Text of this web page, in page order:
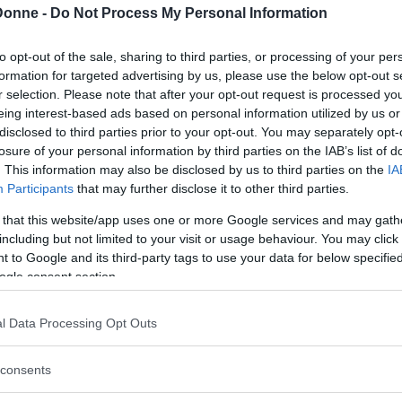
- Do Not Process My Personal Information
opt-out of the sale, sharing to third parties, or processing of your
for targeted advertising by us, please use the below opt-out
selection. Please note that after your opt-out request is processed
interest-based ads based on personal information utilized by us
to third parties prior to your opt-out. You may separately
of your personal information by third parties on the IAB’s list of
This information may also be disclosed by us to third parties on the
Participants that may further disclose it to other third parties.
that this website/app uses one or more Google services and may
but not limited to your visit or usage behaviour. You may
to Google and its third-party tags to use your data for below
consent section.
Data Processing Opt Outs
della sua compagna, con una
del
il video sta facendo il giro del web.
storce il naso. Gli invidiosi non risparmiano
nota. I romantici e chi crede nell’amore – non
al fianco dell’altro, giusto per restare
e consorte il meglio.
Entra nel nostro
Ti è stato utile?
SUBMIT RATING